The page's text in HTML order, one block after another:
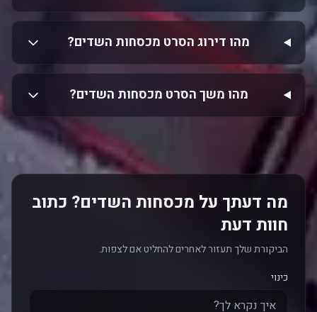
מהו דירוג הסרט מכסחות השדים?
מהו משך הסרט מכסחות השדים?
מה דעתך על מכסחות השדים? כתוב
חוות דעת
הביקורת שלך תעזור לאחרים להחליט אם לצפות.
כינוי